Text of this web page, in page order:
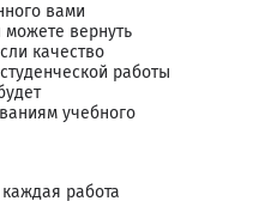
вами
можете вернуть
качество
работы
учебного
работа